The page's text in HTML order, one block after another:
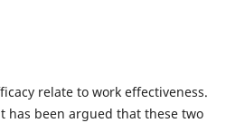
relate to work effectiveness.
has been argued that these two